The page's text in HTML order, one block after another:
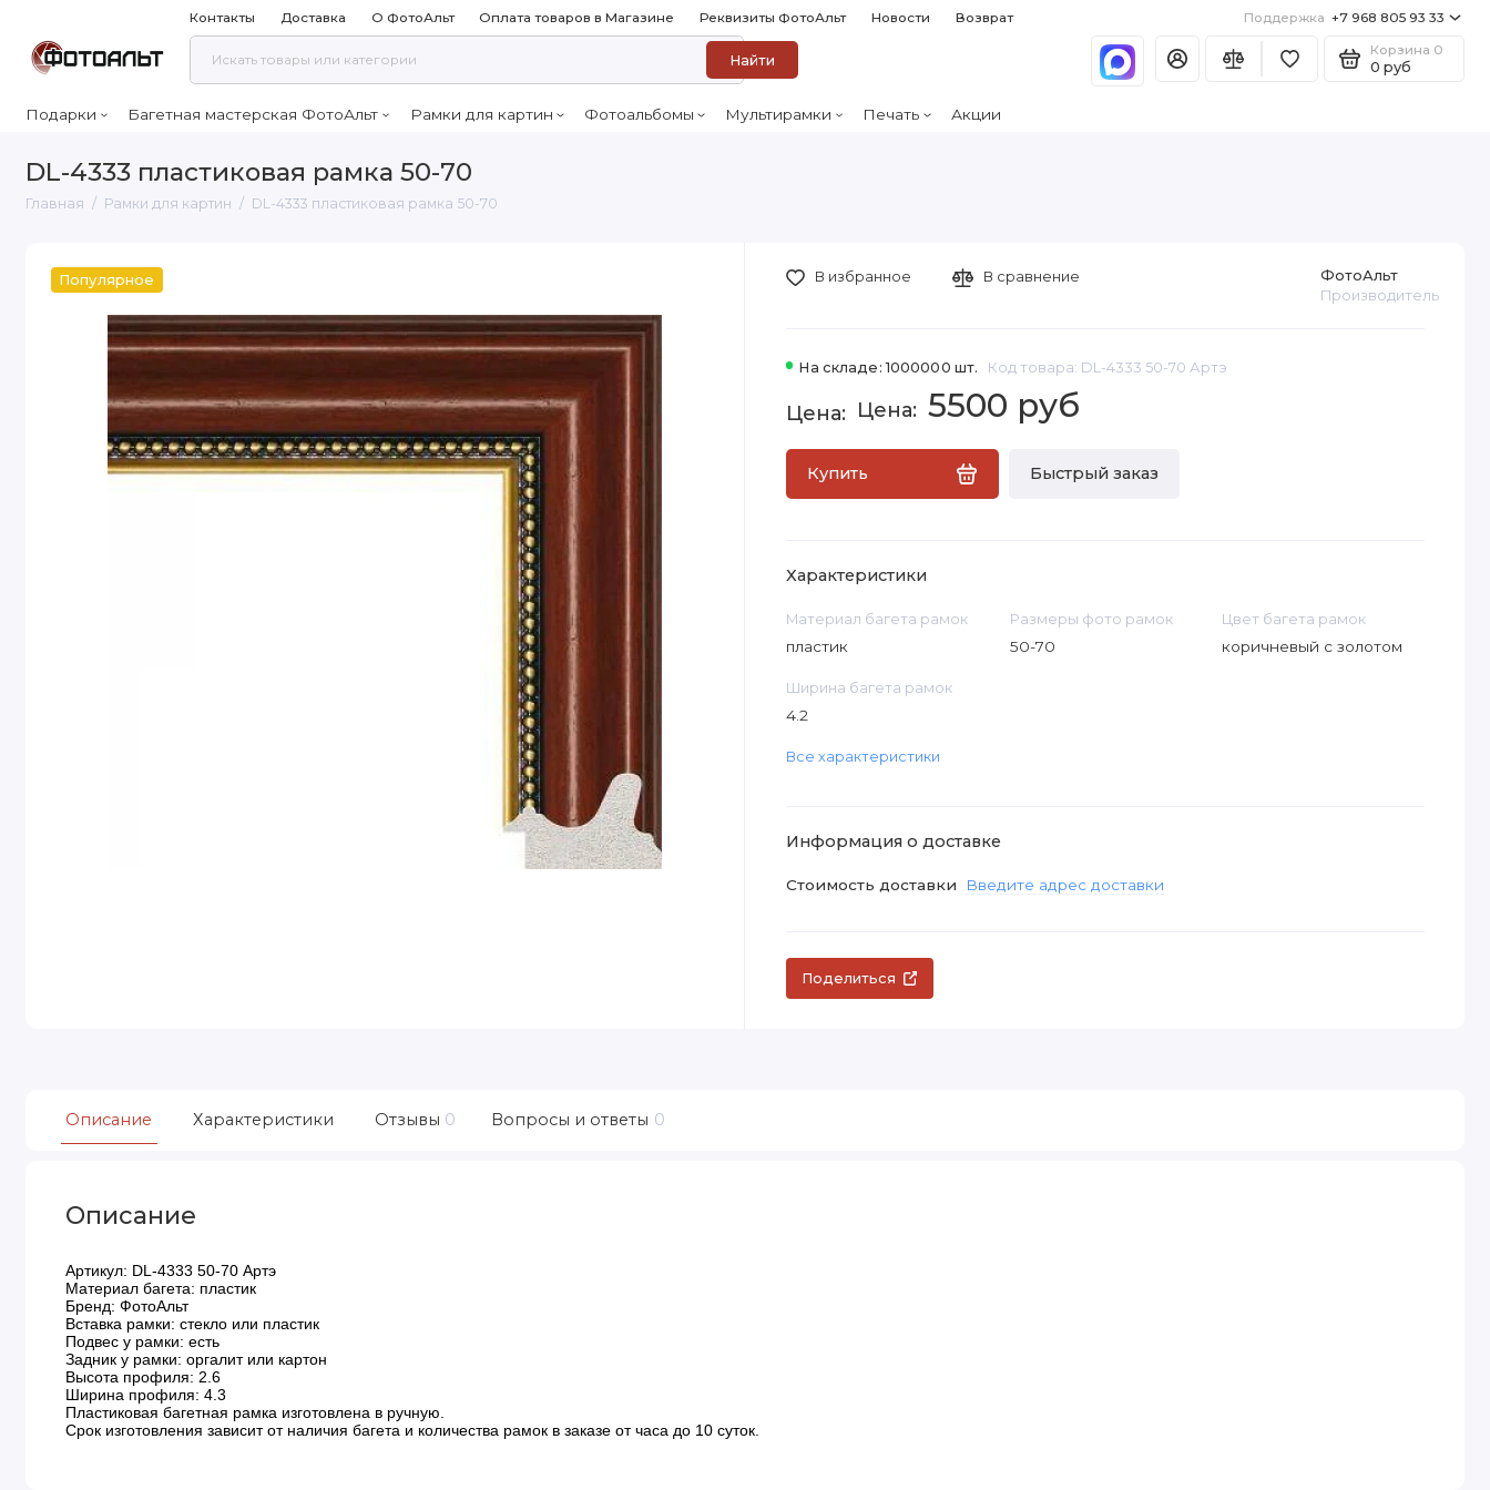
Контакты Доставка О ФотоАльт Оплата товаров в Магазине Реквизиты ФотоАльт Новости Возврат Поддержка +7 968 805 93 33
Найти
Корзина 0
0 руб
Подарки Багетная мастерская ФотоАльт Рамки для картин Фотоальбомы Мультирамки Печать Акции
DL-4333 пластиковая рамка 50-70
Главная Рамки для картин DL-4333 пластиковая рамка 50-70
Популярное
На складе: 1000000 шт. Код товара: DL-4333 50-70 Артэ
ФотоАльт
Производитель
5500 руб
Купить Быстрый заказ
В избранное В сравнение
Характеристики
Материал багета рамок
пластик
Размеры фото рамок
50-70
Цвет багета рамок
коричневый с золотом
Ширина багета рамок
4.2
Все характеристики
Информация о доставке
Стоимость доставки Введите адрес доставки
Поделиться
Описание Характеристики Отзывы 0 Вопросы и ответы 0
Описание
Артикул: DL-4333 50-70 Артэ
Материал багета: пластик
Бренд: ФотоАльт
Вставка рамки: стекло или пластик
Подвес у рамки: есть
Задник у рамки: оргалит или картон
Высота профиля: 2.6
Ширина профиля: 4.3
Пластиковая багетная рамка изготовлена в ручную.
Срок изготовления зависит от наличия багета и количества рамок в заказе от часа до 10 суток.